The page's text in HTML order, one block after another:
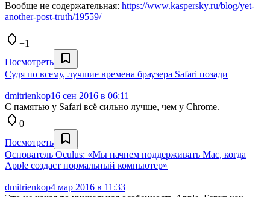
Вообще не содержательная: https://www.kaspersky.ru/blog/yet-
another-post-truth/19559/
+1
Посмотреть
Судя по всему, лучшие времена браузера Safari позади
dmitrienkop16 сен 2016 в 06:11
С памятью у Safari всё сильно лучше, чем у Chrome.
0
Посмотреть
Основатель Oculus: «Мы начнем поддерживать Mac, когда
Apple создаст нормальный компьютер»
dmitrienkop4 мар 2016 в 11:33